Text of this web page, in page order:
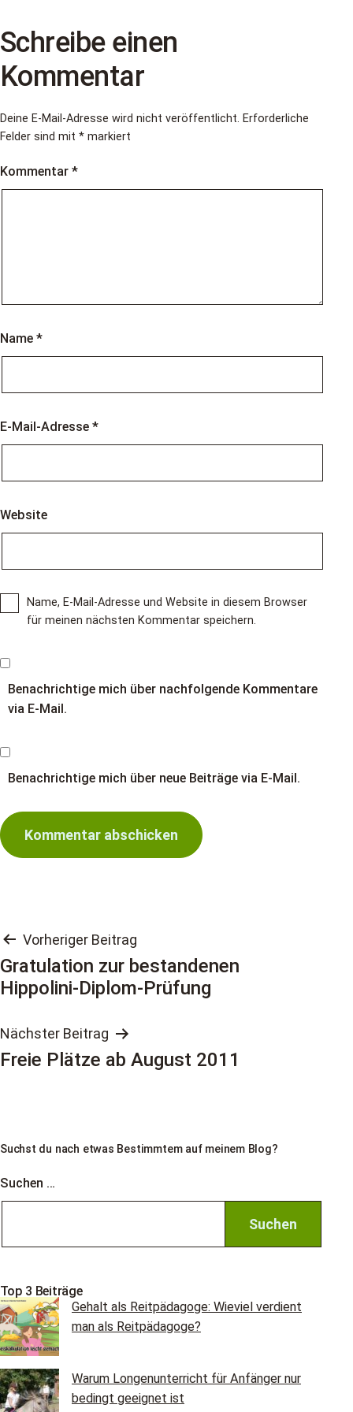
Schreibe einen
Kommentar
Deine E-Mail-Adresse wird nicht veröffentlicht. Erforderliche
Felder sind mit * markiert
Kommentar *
Name *
E-Mail-Adresse *
Website
Name, E-Mail-Adresse und Website in diesem Browser
für meinen nächsten Kommentar speichern.
Benachrichtige mich über nachfolgende Kommentare
via E-Mail.
Benachrichtige mich über neue Beiträge via E-Mail.
Beitragsnavigation
Vorheriger Beitrag
Gratulation zur bestandenen
Hippolini-Diplom-Prüfung
Nächster Beitrag
Freie Plätze ab August 2011
Suchst du nach etwas Bestimmtem auf meinem Blog?
Suchen …
Top 3 Beiträge
Gehalt als Reitpädagoge: Wieviel verdient
man als Reitpädagoge?
Warum Longenunterricht für Anfänger nur
bedingt geeignet ist